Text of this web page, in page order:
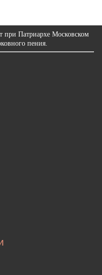
при Патриархе Московском
пения.